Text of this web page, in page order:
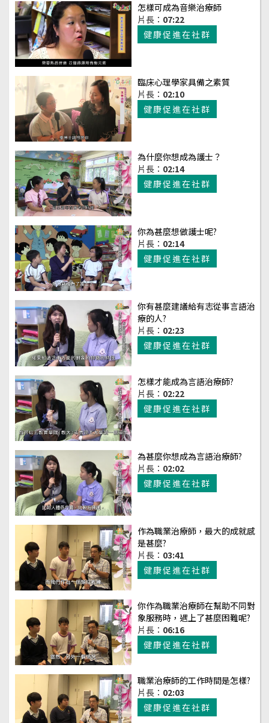
怎樣可成為音樂治療師
片長： 07:22
健康促進在社群
臨床心理學家具備之素質
片長： 02:10
健康促進在社群
為什麼你想成為護士？
片長： 02:14
健康促進在社群
你為甚麼想做護士呢?
片長： 02:14
健康促進在社群
你有甚麼建議給有志從事言語治
療的人?
片長： 02:23
健康促進在社群
怎樣才能成為言語治療師?
片長： 02:22
健康促進在社群
為甚麼你想成為言語治療師?
片長： 02:02
健康促進在社群
作為職業治療師，最大的成就感
是甚麼?
片長： 03:41
健康促進在社群
你作為職業治療師在幫助不同對
象服務時，遇上了甚麼困難呢?
片長： 06:16
健康促進在社群
職業治療師的工作時間是怎樣?
片長： 02:03
健康促進在社群